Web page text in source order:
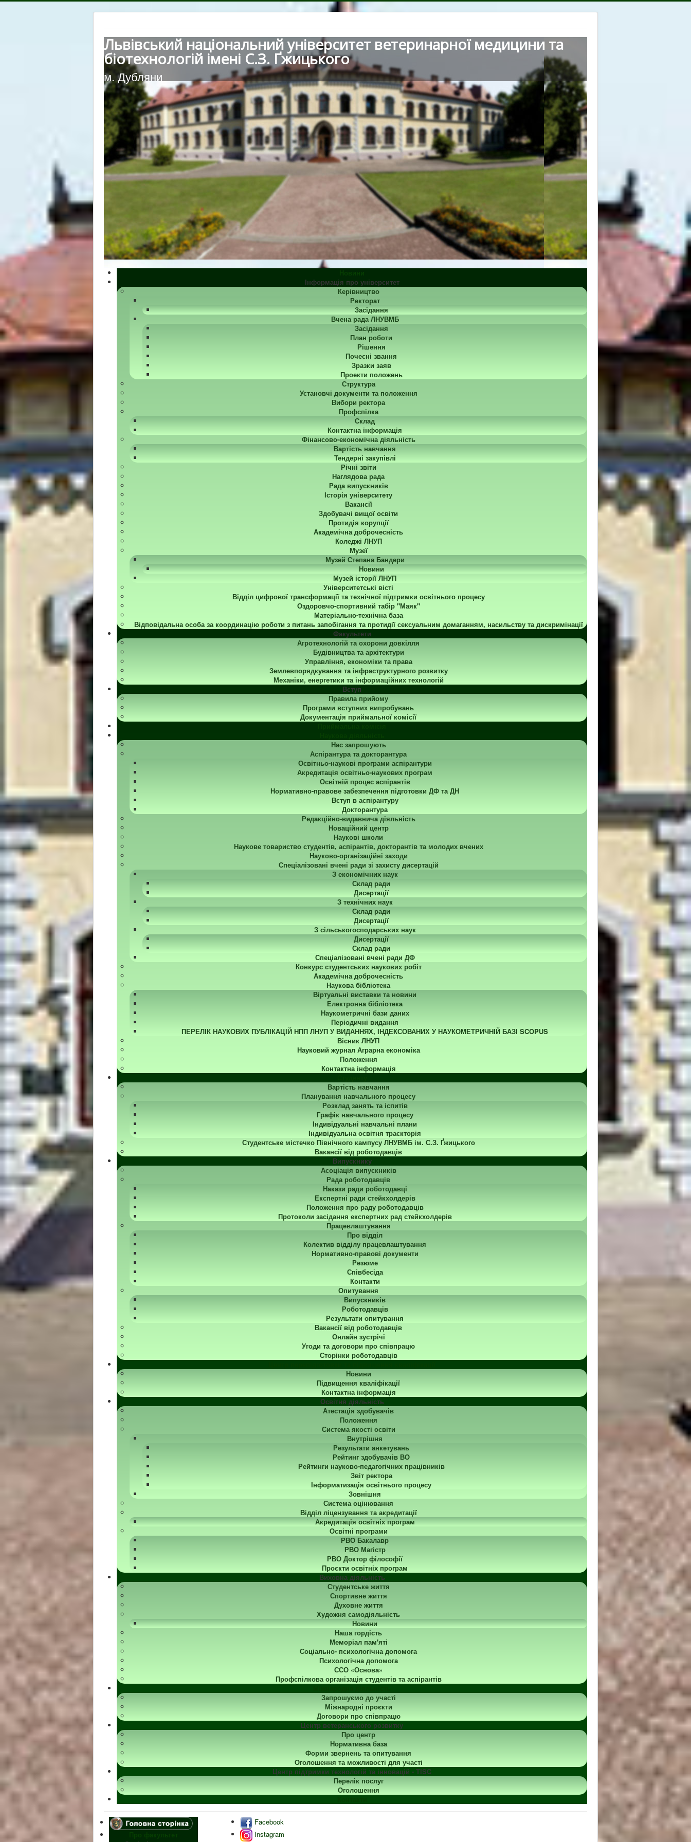
Львівський національний університет ветеринарної медицини та
біотехнологій імені С.З. Ґжицького
м. Дубляни
Інформація про університет
Керівництво
Ректорат
Засідання
Вчена рада ЛНУВМБ
Засідання
План роботи
Рішення
Почесні звання
Зразки заяв
Проекти положень
Структура
Установчі документи та положення
Вибори ректора
Профспілка
Склад
Контактна інформація
Фінансово-економічна діяльність
Вартість навчання
Тендерні закупівлі
Річні звіти
Наглядова рада
Рада випускників
Історія університету
Вакансії
Здобувачі вищої освіти
Протидія корупції
Академічна доброчесність
Коледжі ЛНУП
Музеї
Музей Степана Бандери
Новини
Музей історії ЛНУП
Університетські вісті
Відділ цифрової трансформації та технічної підтримки освітнього процесу
Оздоровчо-спортивний табір "Маяк"
Матеріально-технічна база
Відповідальна особа за координацію роботи з питань запобігання та протидії сексуальним домаганням, насильству та дискримінації
Факультети
Агротехнологій та охорони довкілля
Будівництва та архітектури
Управління, економіки та права
Землевпорядкування та інфраструктурного розвитку
Механіки, енергетики та інформаційних технологій
Вступ
Правила прийому
Програми вступних випробувань
Документація приймальної комісії
Нас запрошують
Аспірантура та докторантура
Освітньо-наукові програми аспірантури
Акредитація освітньо-наукових програм
Освітній процес аспірантів
Нормативно-правове забезпечення підготовки ДФ та ДН
Вступ в аспірантуру
Докторантура
Редакційно-видавнича діяльність
Новаційний центр
Наукові школи
Наукове товариство студентів, аспірантів, докторантів та молодих вчених
Науково-організаційні заходи
Спеціалізовані вчені ради зі захисту дисертацій
З економічних наук
Склад ради
Дисертації
З технічних наук
Склад ради
Дисертації
З сільськогосподарських наук
Дисертації
Склад ради
Спеціалізовані вчені ради ДФ
Конкурс студентських наукових робіт
Академічна доброчесність
Наукова бібліотека
Віртуальні виставки та новини
Електронна бібліотека
Наукометричні бази даних
Періодичні видання
ПЕРЕЛІК НАУКОВИХ ПУБЛІКАЦІЙ НПП ЛНУП У ВИДАННЯХ, ІНДЕКСОВАНИХ У НАУКОМЕТРИЧНІЙ БАЗІ SCOPUS
Вісник ЛНУП
Науковий журнал Аграрна економіка
Положення
Контактна інформація
Вартість навчання
Планування навчального процесу
Розклад занять та іспитів
Графік навчального процесу
Індивідуальні навчальні плани
Індивідуальна освітня траєкторія
Студентське містечко Північного кампусу ЛНУВМБ ім. С.З. Ґжицького
Вакансії від роботодавців
Випускнику
Асоціація випускників
Рада роботодавців
Накази ради роботодавці
Експертні ради стейкхолдерів
Положення про раду роботодавців
Протоколи засідання експертних рад стейкхолдерів
Працевлаштування
Про відділ
Колектив відділу працевлаштування
Нормативно-правові документи
Резюме
Співбесіда
Контакти
Опитування
Випускників
Роботодавців
Результати опитування
Вакансії від роботодавців
Онлайн зустрічі
Угоди та договори про співпрацю
Сторінки роботодавців
Новини
Підвищення кваліфікації
Контактна інформація
Освітня діяльність
Атестація здобувачів
Положення
Система якості освіти
Внутрішня
Результати анкетувань
Рейтинг здобувачів ВО
Рейтинги науково-педагогічних працівників
Звіт ректора
Інформатизація освітнього процесу
Зовнішня
Система оцінювання
Відділ ліцензування та акредитації
Акредитація освітніх програм
Освітні програми
РВО Бакалавр
РВО Магістр
РВО Доктор філософії
Проєкти освітніх програм
Виховна діяльність
Студентське життя
Спортивне життя
Духовне життя
Художня самодіяльність
Новини
Наша гордість
Меморіал пам'яті
Соціально- психологічна допомога
Психологічна допомога
ССО «Основа»
Профспілкова організація студентів та аспірантів
Запрошуємо до участі
Міжнародні проєкти
Договори про співпрацю
Центр ветеранського розвитку
Про центр
Нормативна база
Форми звернень та опитування
Оголошення та можливості для участі
Центр підтримки технологій та інновацій - TISC
Перелік послуг
Оголошення
Facebook
Instagram